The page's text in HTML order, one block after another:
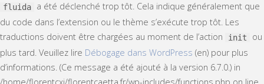
fluida
a été déclenché trop tôt. Cela indique généralement que
du code dans l’extension ou le thème s’exécute trop tôt. Les
traductions doivent être chargées au moment de l’action
init
ou
plus tard. Veuillez lire Débogage dans WordPress (en) pour plus
d’informations. (Ce message a été ajouté à la version 6.7.0.) in
/home/florentcxj/florentcaetta.fr/wp-includes/functions.php on line